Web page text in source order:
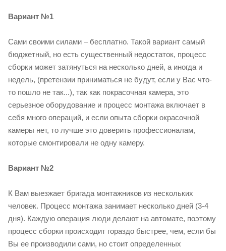
Вариант №1
Сами своими силами – бесплатно. Такой вариант самый
бюджетный, но есть существенный недостаток, процесс
сборки может затянуться на несколько дней, а иногда и
недель, (претензии приниматься не будут, если у Вас что-
то пошло не так...), так как покрасочная камера, это
серьезное оборудование и процесс монтажа включает в
себя много операций, и если опыта сборки окрасочной
камеры нет, то лучше это доверить профессионалам,
которые смонтировали не одну камеру.
Вариант №2
К Вам выезжает бригада монтажников из нескольких
человек. Процесс монтажа занимает несколько дней (3-4
дня). Каждую операция люди делают на автомате, поэтому
процесс сборки происходит гораздо быстрее, чем, если бы
Вы ее производили сами, но стоит определенных